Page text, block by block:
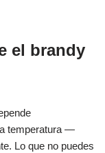
el brandy
temperatura —
Lo que no puedes